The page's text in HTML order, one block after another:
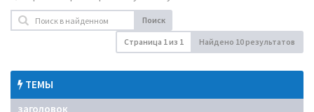
Поиск
Страница 1из 1 Найдено 10 результатов
ТЕМЫ
заголовок